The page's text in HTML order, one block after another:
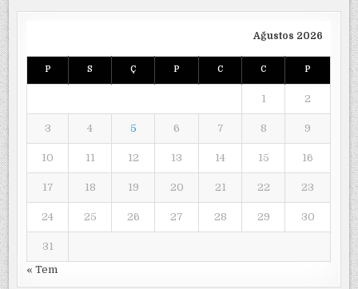
Ağustos 2026
P S Ç P C C P
1 2
3 4 5 6 7 8 9
10 11 12 13 14 15 16
17 18 19 20 21 22 23
24 25 26 27 28 29 30
31
« Tem